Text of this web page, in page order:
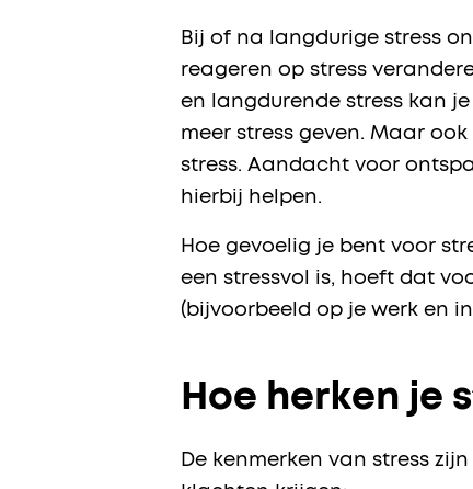
Bij of na langdurige stress
reageren op stress
en langdurende stress kan
meer stress geven. Maar
stress. Aandacht voor
hierbij helpen.
Hoe gevoelig je bent voor
een stressvol is, hoeft dat
(bijvoorbeeld op je werk en
Hoe herken je
De kenmerken van stress